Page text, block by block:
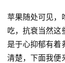
苹果随处可见，
吃，抗衰当然这
是于心抑郁有着
清楚，下面我便